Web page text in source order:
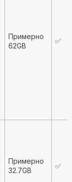
Примерно
62GB
✅
Примерно
32.7GB
✅